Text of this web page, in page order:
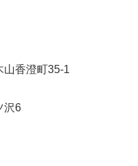
山香澄町35-1
沢6